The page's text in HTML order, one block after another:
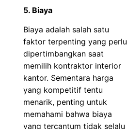
5. Biaya
Biaya adalah salah satu
faktor terpenting yang perlu
dipertimbangkan saat
memilih kontraktor interior
kantor. Sementara harga
yang kompetitif tentu
menarik, penting untuk
memahami bahwa biaya
yang tercantum tidak selalu